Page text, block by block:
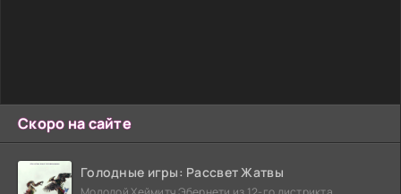
Скоро на сайте
Голодные игры: Рассвет Жатвы